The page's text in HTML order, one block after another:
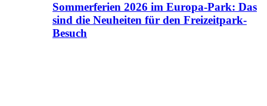
Sommerferien 2026 im Europa-Park: Das
sind die Neuheiten für den Freizeitpark-
Besuch